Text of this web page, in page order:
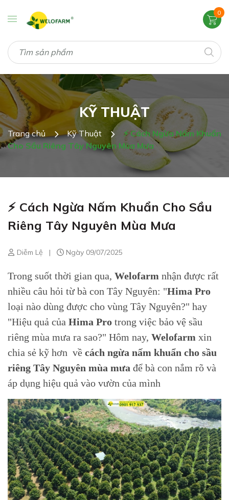
0
KỸ THUẬT
Trang chủ Kỹ Thuật
⚡ Cách Ngừa Nấm Khuẩn
Cho Sầu Riêng Tây Nguyên Mùa Mưa
⚡ Cách Ngừa Nấm Khuẩn Cho Sầu
Riêng Tây Nguyên Mùa Mưa
Diễm Lệ | Ngày 09/07/2025
Trong suốt thời gian qua, Welofarm nhận được rất
nhiều câu hỏi từ bà con Tây Nguyên: "Hima Pro
loại nào dùng được cho vùng Tây Nguyên?" hay
"Hiệu quả của Hima Pro trong việc bảo vệ sầu
riêng mùa mưa ra sao?" Hôm nay, Welofarm xin
chia sẻ kỹ hơn về cách ngừa nấm khuẩn cho sầu
riêng Tây Nguyên mùa mưa để bà con nắm rõ và
áp dụng hiệu quả vào vườn của mình